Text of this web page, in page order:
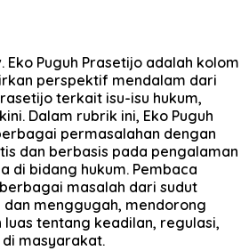
Eko Puguh Prasetijo adalah kolom
perspektif mendalam dari
terkait isu-isu hukum,
Dalam rubrik ini, Eko Puguh
permasalahan dengan
dan berbasis pada pengalaman
di bidang hukum. Pembaca
masalah dari sudut
menggugah, mendorong
tentang keadilan, regulasi,
masyarakat.